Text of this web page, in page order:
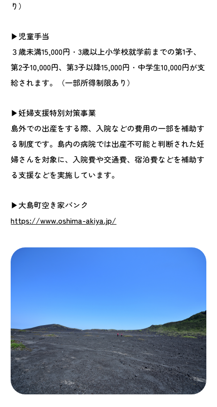
り）
▶児童手当
３歳未満15,000円・3歳以上小学校就学前までの第1子、
第2子10,000円、第3子以降15,000円・中学生10,000円が支
給されます。（一部所得制限あり）
▶妊婦支援特別対策事業
島外での出産をする際、入院などの費用の一部を補助す
る制度です。島内の病院では出産不可能と判断された妊
婦さんを対象に、入院費や交通費、宿泊費などを補助す
る支援などを実施しています。
▶大島町空き家バンク
https://www.oshima-akiya.jp/